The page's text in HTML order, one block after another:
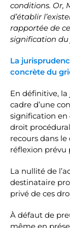
conditions. Or,
d’établir
rapportée de
signification
La
concrète du
En définitive,
cadre d’une
signification en
droit
recours dans
réflexion prévu
La nullité de
destinataire
privé de ces
À défaut de